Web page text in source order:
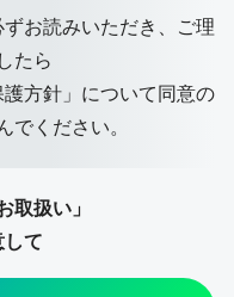
ずお読みいただき、ご理
たら
方針」について同意の
でください。
取扱い」
して